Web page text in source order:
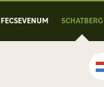
FECSEVENUM SCHATBERG